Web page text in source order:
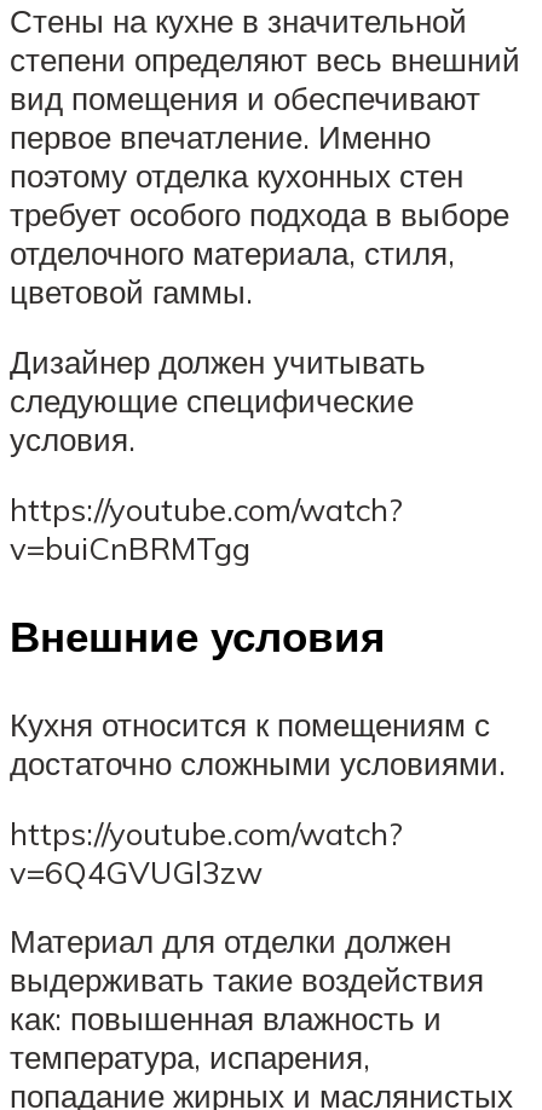
Стены на кухне в значительной
степени определяют весь внешний
вид помещения и обеспечивают
первое впечатление. Именно
поэтому отделка кухонных стен
требует особого подхода в выборе
отделочного материала, стиля,
цветовой гаммы.
Дизайнер должен учитывать
следующие специфические
условия.
https://youtube.com/watch?
v=buiCnBRMTgg
Внешние условия
Кухня относится к помещениям с
достаточно сложными условиями.
https://youtube.com/watch?
v=6Q4GVUGl3zw
Материал для отделки должен
выдерживать такие воздействия
как: повышенная влажность и
температура, испарения,
попадание жирных и маслянистых